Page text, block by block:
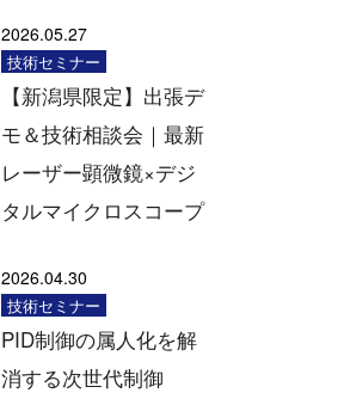
2026.05.27
技術セミナー
【新潟県限定】出張デ
モ＆技術相談会｜最新
レーザー顕微鏡×デジ
タルマイクロスコープ
2026.04.30
技術セミナー
PID制御の属人化を解
消する次世代制御